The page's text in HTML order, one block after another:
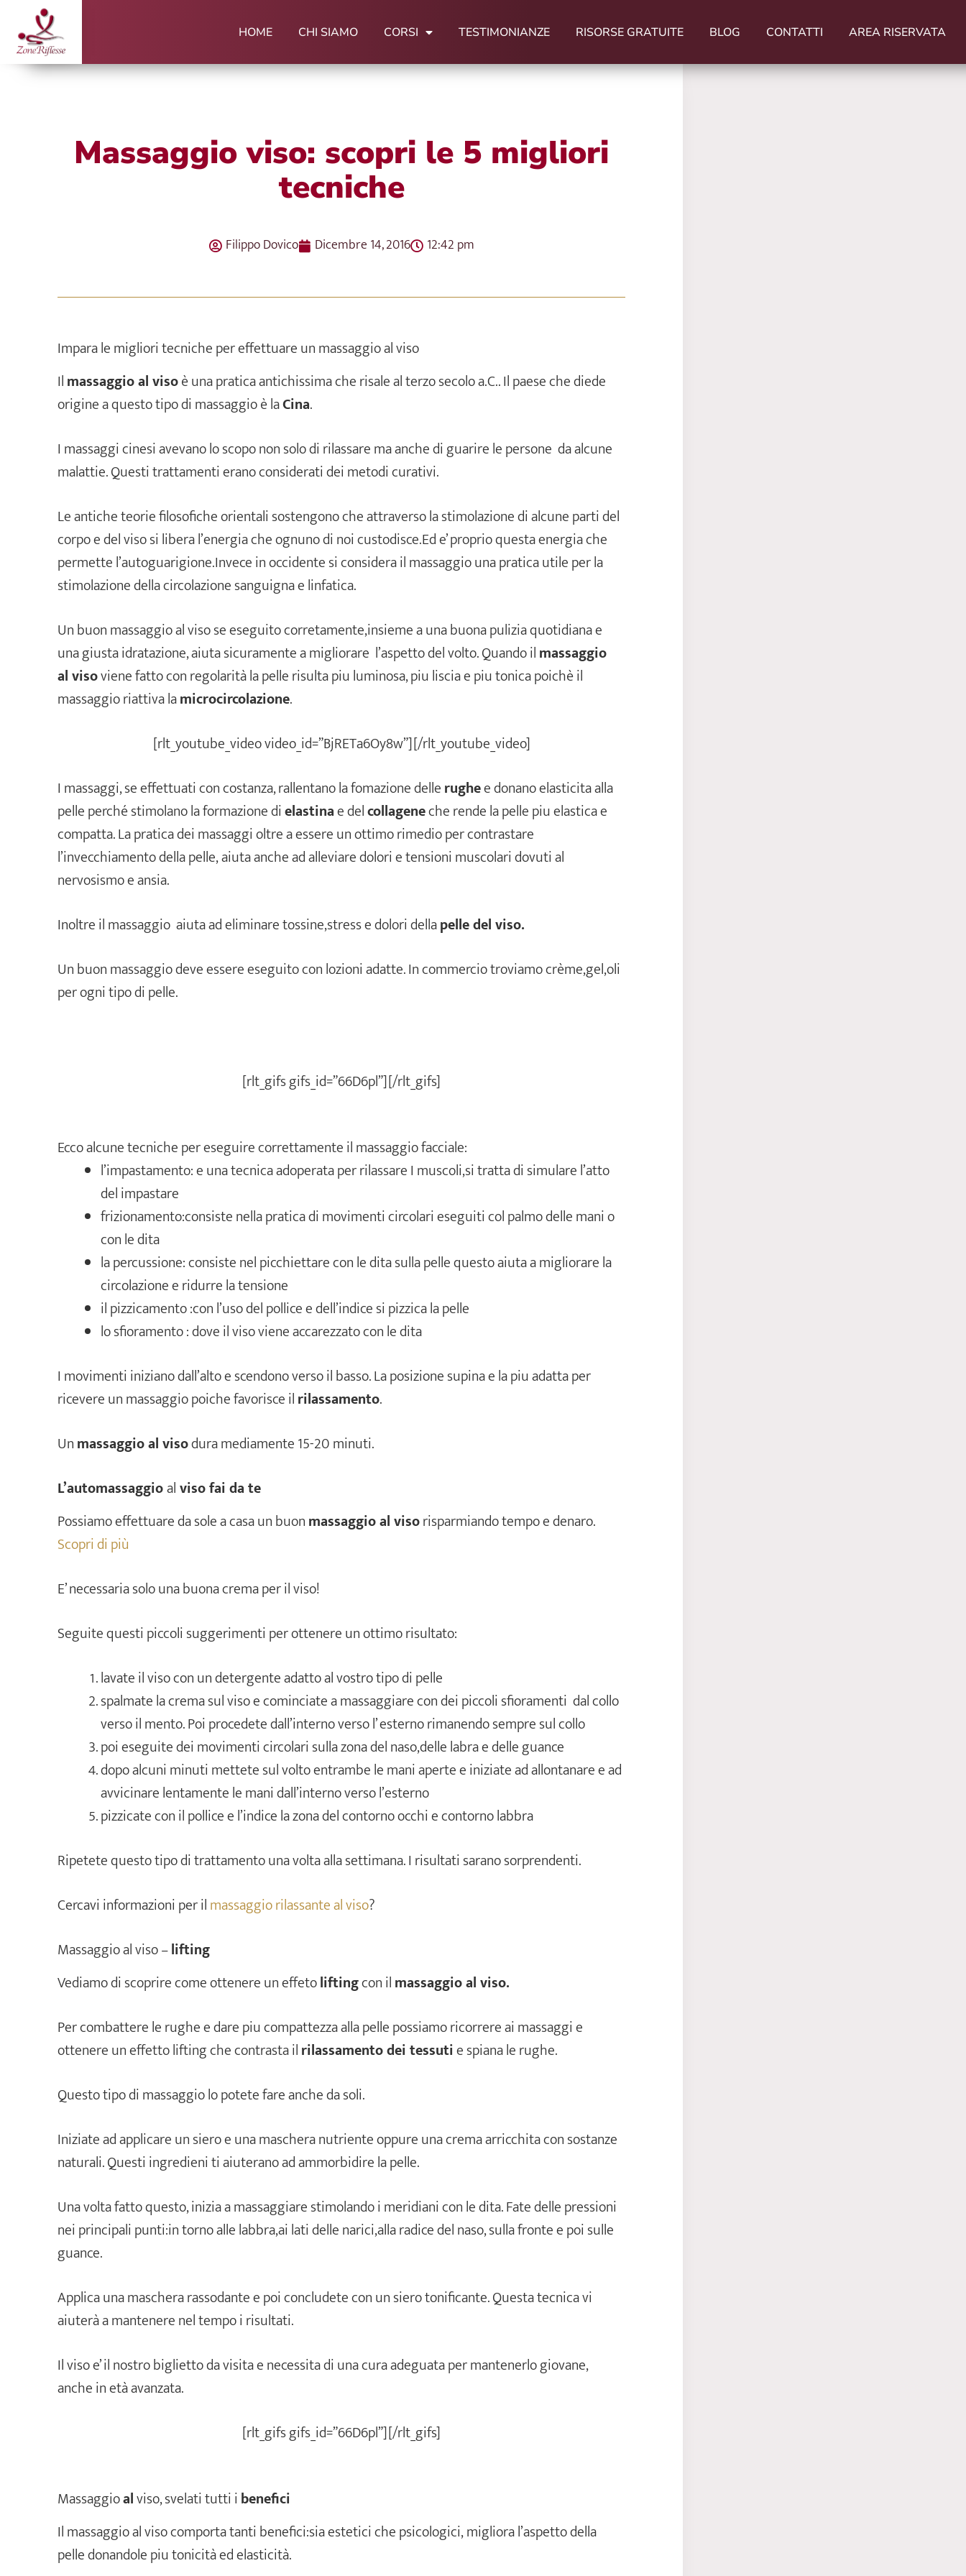
contenuto
HOME CHI SIAMO CORSI TESTIMONIANZE RISORSE GRATUITE BLOG CONTATTI AREA RISERVATA
Massaggio viso: scopri le 5 migliori
tecniche
Filippo Dovico Dicembre 14, 2016 12:42 pm
Impara le migliori tecniche per effettuare un massaggio al viso
Ilmassaggio al visoè una pratica antichissima che risale al terzo secolo a.C.. Il paese che diede
origine a questo tipo di massaggio è laCina.
I massaggi cinesi avevano lo scopo non solo di rilassare ma anche di guarire le persone da alcune
malattie. Questi trattamenti erano considerati dei metodi curativi.
Le antiche teorie filosofiche orientali sostengono che attraverso la stimolazione di alcune parti del
corpo e del viso si libera l’energia che ognuno di noi custodisce.Ed e’ proprio questa energia che
permette l’autoguarigione.Invece in occidente si considera il massaggio una pratica utile per la
stimolazione della circolazione sanguigna e linfatica.
Un buon massaggio al viso se eseguito corretamente,insieme a una buona pulizia quotidiana e
una giusta idratazione, aiuta sicuramente a migliorare l’aspetto del volto. Quando ilmassaggio
al visoviene fatto con regolarità la pelle risulta piu luminosa, piu liscia e piu tonica poichè il
massaggio riattiva lamicrocircolazione.
[rlt_youtube_video video_id=”BjRETa6Oy8w”][/rlt_youtube_video]
I massaggi, se effettuati con costanza, rallentano la fomazione dellerughee donano elasticita alla
pelle perché stimolano la formazione dielastinae delcollageneche rende la pelle piu elastica e
compatta. La pratica dei massaggi oltre a essere un ottimo rimedio per contrastare
l’invecchiamento della pelle, aiuta anche ad alleviare dolori e tensioni muscolari dovuti al
nervosismo e ansia.
Inoltre il massaggio aiuta ad eliminare tossine,stress e dolori dellapelle del viso.
Un buon massaggio deve essere eseguito con lozioni adatte. In commercio troviamo crème,gel,oli
per ogni tipo di pelle.
[rlt_gifs gifs_id=”66D6pl”][/rlt_gifs]
Ecco alcune tecniche per eseguire correttamente il massaggio facciale:
l’impastamento: e una tecnica adoperata per rilassare I muscoli,si tratta di simulare l’atto
del impastare
frizionamento:consiste nella pratica di movimenti circolari eseguiti col palmo delle mani o
con le dita
la percussione: consiste nel picchiettare con le dita sulla pelle questo aiuta a migliorare la
circolazione e ridurre la tensione
il pizzicamento :con l’uso del pollice e dell’indice si pizzica la pelle
lo sfioramento : dove il viso viene accarezzato con le dita
I movimenti iniziano dall’alto e scendono verso il basso. La posizione supina e la piu adatta per
ricevere un massaggio poiche favorisce ilrilassamento.
Unmassaggio al visodura mediamente 15-20 minuti.
L’automassaggioalviso fai da te
Possiamo effettuare da sole a casa un buonmassaggio al visorisparmiando tempo e denaro.
Scopri di più
E’ necessaria solo una buona crema per il viso!
Seguite questi piccoli suggerimenti per ottenere un ottimo risultato:
lavate il viso con un detergente adatto al vostro tipo di pelle
spalmate la crema sul viso e cominciate a massaggiare con dei piccoli sfioramenti dal collo
verso il mento. Poi procedete dall’interno verso l’ esterno rimanendo sempre sul collo
poi eseguite dei movimenti circolari sulla zona del naso,delle labra e delle guance
dopo alcuni minuti mettete sul volto entrambe le mani aperte e iniziate ad allontanare e ad
avvicinare lentamente le mani dall’interno verso l’esterno
pizzicate con il pollice e l’indice la zona del contorno occhi e contorno labbra
Ripetete questo tipo di trattamento una volta alla settimana. I risultati sarano sorprendenti.
Cercavi informazioni per ilmassaggio rilassante al viso?
Massaggio al viso –lifting
Vediamo di scoprire come ottenere un effetoliftingcon ilmassaggio al viso.
Per combattere le rughe e dare piu compattezza alla pelle possiamo ricorrere ai massaggi e
ottenere un effetto lifting che contrasta ilrilassamento dei tessutie spiana le rughe.
Questo tipo di massaggio lo potete fare anche da soli.
Iniziate ad applicare un siero e una maschera nutriente oppure una crema arricchita con sostanze
naturali. Questi ingredieni ti aiuterano ad ammorbidire la pelle.
Una volta fatto questo, inizia a massaggiare stimolando i meridiani con le dita. Fate delle pressioni
nei principali punti:in torno alle labbra,ai lati delle narici,alla radice del naso, sulla fronte e poi sulle
guance.
Applica una maschera rassodante e poi concludete con un siero tonificante. Questa tecnica vi
aiuterà a mantenere nel tempo i risultati.
Il viso e’ il nostro biglietto da visita e necessita di una cura adeguata per mantenerlo giovane,
anche in età avanzata.
[rlt_gifs gifs_id=”66D6pl”][/rlt_gifs]
Massaggioalviso, svelati tutti ibenefici
Il massaggio al viso comporta tanti benefici:sia estetici che psicologici, migliora l’aspetto della
pelle donandole piu tonicità ed elasticità.